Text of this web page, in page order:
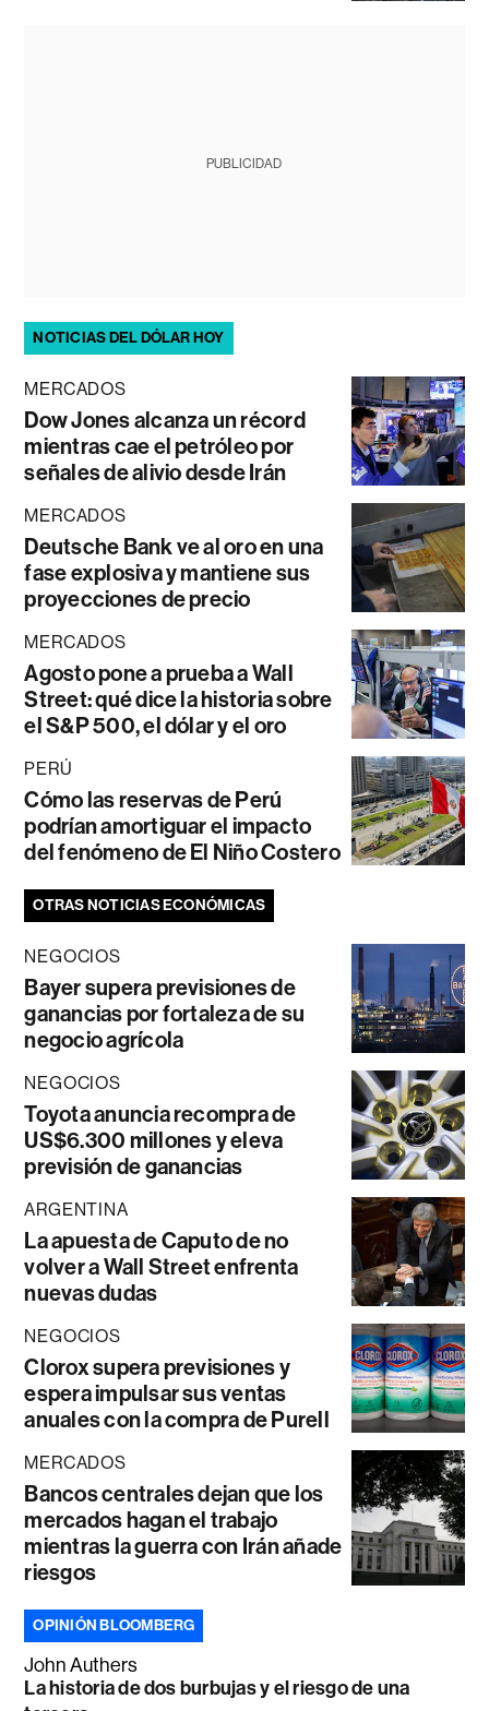
PUBLICIDAD
NOTICIAS DEL DÓLAR HOY
MERCADOS
Dow Jones alcanza un récord
mientras cae el petróleo por
señales de alivio desde Irán
MERCADOS
Deutsche Bank ve al oro en una
fase explosiva y mantiene sus
proyecciones de precio
MERCADOS
Agosto pone a prueba a Wall
Street: qué dice la historia sobre
el S&P 500, el dólar y el oro
PERÚ
Cómo las reservas de Perú
podrían amortiguar el impacto
del fenómeno de El Niño Costero
OTRAS NOTICIAS ECONÓMICAS
NEGOCIOS
Bayer supera previsiones de
ganancias por fortaleza de su
negocio agrícola
NEGOCIOS
Toyota anuncia recompra de
US$6.300 millones y eleva
previsión de ganancias
ARGENTINA
La apuesta de Caputo de no
volver a Wall Street enfrenta
nuevas dudas
NEGOCIOS
Clorox supera previsiones y
espera impulsar sus ventas
anuales con la compra de Purell
MERCADOS
Bancos centrales dejan que los
mercados hagan el trabajo
mientras la guerra con Irán añade
riesgos
OPINIÓN BLOOMBERG
John Authers
La historia de dos burbujas y el riesgo de una